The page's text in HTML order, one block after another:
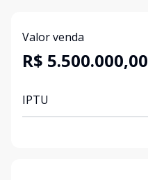
Valor venda
R$ 5.500.000,00
IPTU